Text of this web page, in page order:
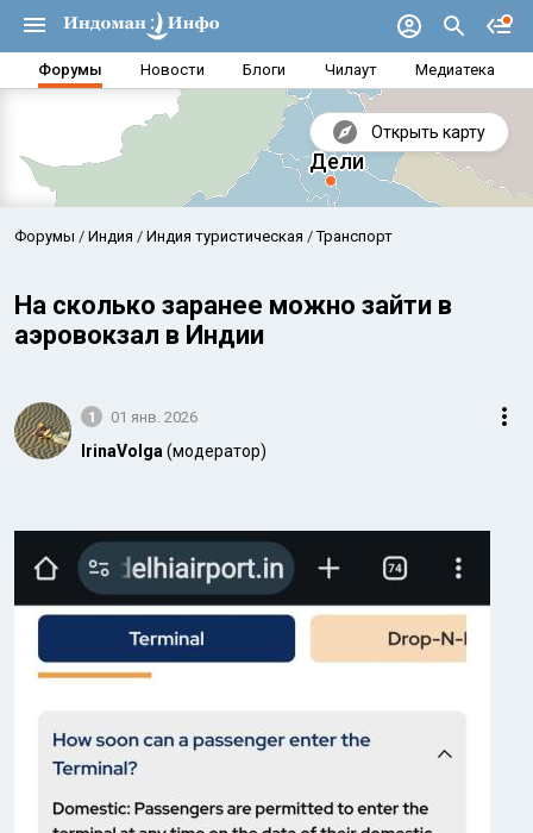
Форумы Новости Блоги Чилаут Медиатека
Открыть карту
Индийский океан
Форумы Индия Индия туристическая Транспорт
На сколько заранее можно зайти в
аэровокзал в Индии
1 01 янв. 2026
IrinaVolga (модератор)